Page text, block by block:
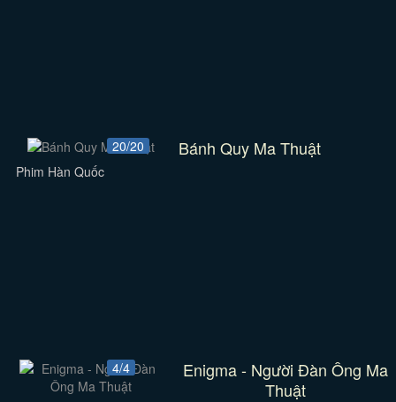
20/20 Bánh Quy Ma Thuật
Phim Hàn Quốc
4/4
Enigma - Người Đàn Ông Ma
Thuật